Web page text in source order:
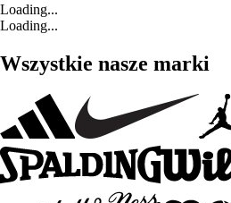
Loading...
Loading...
Wszystkie nasze marki